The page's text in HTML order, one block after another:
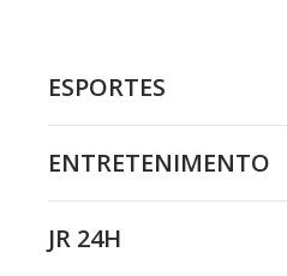
ESPORTES
ENTRETENIMENTO
JR 24H